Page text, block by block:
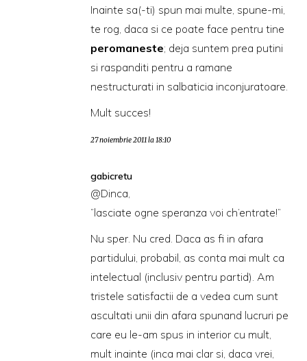
Inainte sa(-ti) spun mai multe, spune-mi,
te rog, daca si ce poate face pentru tine
peromaneste; deja suntem prea putini
si raspanditi pentru a ramane
nestructurati in salbaticia inconjuratoare.
Mult succes!
27 noiembrie 2011 la 18:10
gabicretu
@Dinca,
”lasciate ogne speranza voi ch’entrate!”
Nu sper. Nu cred. Daca as fi in afara
partidului, probabil, as conta mai mult ca
intelectual (inclusiv pentru partid). Am
tristele satisfactii de a vedea cum sunt
ascultati unii din afara spunand lucruri pe
care eu le-am spus in interior cu mult,
mult inainte (inca mai clar si, daca vrei,